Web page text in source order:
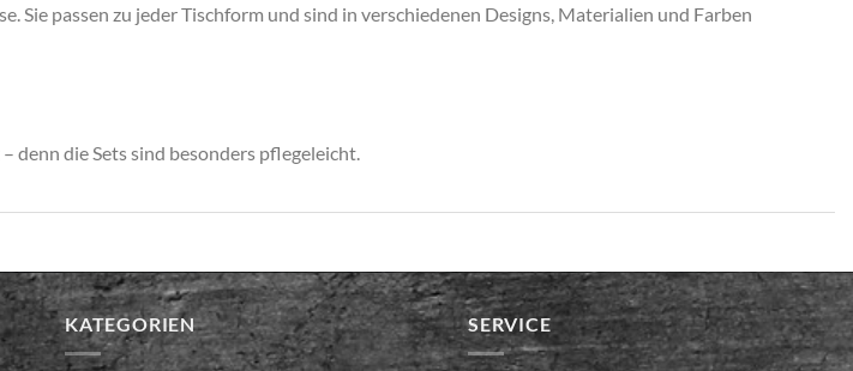
Sie passen zu jeder Tischform und sind in verschiedenen Designs, Materialien und Farben
denn die Sets sind besonders pflegeleicht.
KATEGORIEN SERVICE